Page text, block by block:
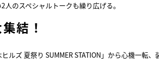
のスペシャルトークも繰り広げる。
結！
ルズ 夏祭り SUMMER STATION」から心機一転